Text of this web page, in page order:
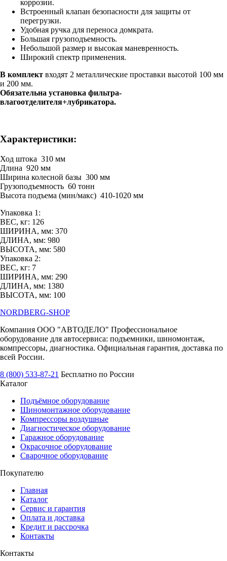
коррозии.
Встроенный клапан безопасности для защиты от
перегрузки.
Удобная ручка для переноса домкрата.
Большая грузоподъемность.
Небольшой размер и высокая маневренность.
Широкий спектр применения.
В комплект входят 2 металлические проставки высотой 100 мм
и 200 мм.
Обязательна установка фильтра-
влагоотделителя+лубрикатора.
Характеристики:
Ход штока 310 мм
Длина 920 мм
Ширина колесной базы 300 мм
Грузоподъемность 60 тонн
Высота подъема (мин/макс) 410-1020 мм
Упаковка 1:
ВЕС, кг: 126
ШИРИНА, мм: 370
ДЛИНА, мм: 980
ВЫСОТА, мм: 580
Упаковка 2:
ВЕС, кг: 7
ШИРИНА, мм: 290
ДЛИНА, мм: 1380
ВЫСОТА, мм: 100
NORDBERG-SHOP
Компания ООО "АВТОДЕЛО" Профессиональное
оборудование для автосервиса: подъемники, шиномонтаж,
компрессоры, диагностика. Официальная гарантия, доставка по
всей России.
8 (800) 533-87-21 Бесплатно по России
Каталог
Подъёмное оборудование
Шиномонтажное оборудование
Компрессоры воздушные
Диагностическое оборудование
Гаражное оборудование
Окрасочное оборудование
Сварочное оборудование
Покупателю
Главная
Каталог
Сервис и гарантия
Оплата и доставка
Кредит и рассрочка
Контакты
Контакты